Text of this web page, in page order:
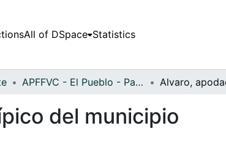
All of DSpace Statistics
APFFVC - El Pueblo - Patrimonial
del municipio